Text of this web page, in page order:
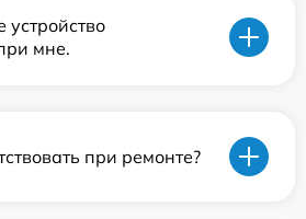
устройство
мне.
при ремонте?